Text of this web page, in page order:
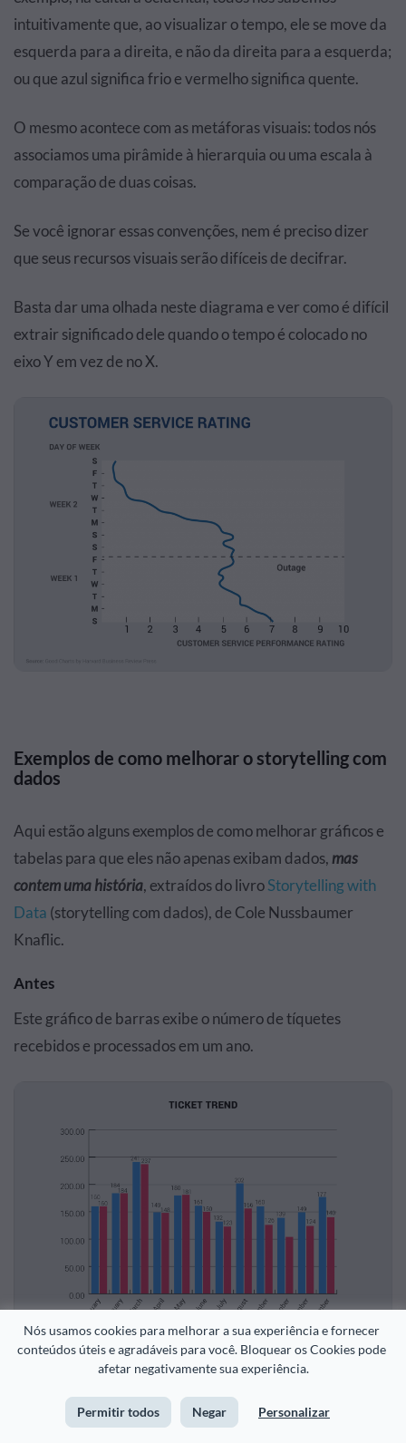
Nós usamos cookies para melhorar a sua experiência e fornecer
conteúdos úteis e agradáveis para você. Bloquear os Cookies pode
afetar negativamente sua experiência.
Permitir todos Negar Personalizar
intuitivamente que, ao visualizar o tempo, ele se move da
esquerda para a direita, e não da direita para a esquerda;
ou que azul significa frio e vermelho significa quente.
O mesmo acontece com as metáforas visuais: todos nós
associamos uma pirâmide à hierarquia ou uma escala à
comparação de duas coisas.
Se você ignorar essas convenções, nem é preciso dizer
que seus recursos visuais serão difíceis de decifrar.
Basta dar uma olhada neste diagrama e ver como é difícil
extrair significado dele quando o tempo é colocado no
eixo Y em vez de no X.
Exemplos de como melhorar o storytelling com
dados
Aqui estão alguns exemplos de como melhorar gráficos e
tabelas para que eles não apenas exibam dados, mas
contem uma história, extraídos do livroStorytelling with
Data (storytelling com dados), de Cole Nussbaumer
Knaflic.
Antes
Este gráfico de barras exibe o número de tíquetes
recebidos e processados em um ano.